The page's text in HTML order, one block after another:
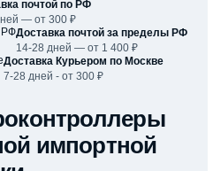
почтой по РФ
— от 300 ₽
Доставка почтой за пределы РФ
14-28 дней — от 1 400 ₽
Доставка Курьером по Москве
7-28 дней - от 300 ₽
импортной